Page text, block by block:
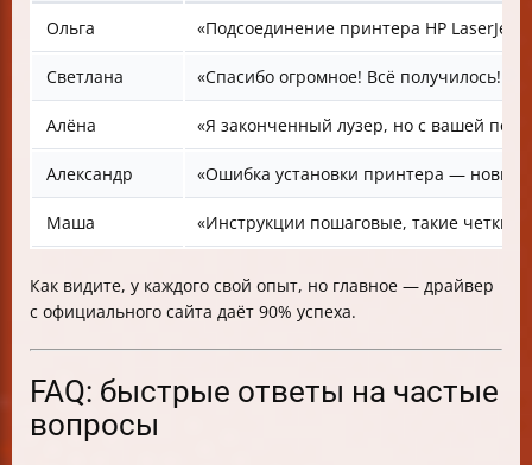
Ольга «Подсоединение принтера HP LaserJet
Светлана «Спасибо огромное! Всё получилось!!!
Алёна «Я законченный лузер, но с вашей
Александр «Ошибка установки принтера — новый
Маша «Инструкции пошаговые, такие четкие
Как видите, у каждого свой опыт, но главное — драйвер
с официального сайта даёт 90% успеха.
FAQ: быстрые ответы на частые
вопросы